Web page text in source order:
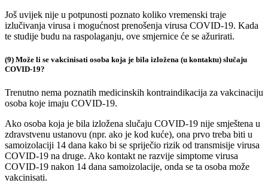
Još uvijek nije u potpunosti poznato koliko vremenski traje
izlučivanja virusa i mogućnost prenošenja virusa COVID-19. Kada
te studije budu na raspolaganju, ove smjernice će se ažurirati.
(9) Može li se vakcinisati osoba koja je bila izložena (u kontaktu) slučaju
COVID-19?
Trenutno nema poznatih medicinskih kontraindikacija za vakcinaciju
osoba koje imaju COVID-19.
Ako osoba koja je bila izložena slučaju COVID-19 nije smještena u
zdravstvenu ustanovu (npr. ako je kod kuće), ona prvo treba biti u
samoizolaciji 14 dana kako bi se spriječio rizik od transmisije virusa
COVID-19 na druge. Ako kontakt ne razvije simptome virusa
COVID-19 nakon 14 dana samoizolacije, onda se ta osoba može
vakcinisati.